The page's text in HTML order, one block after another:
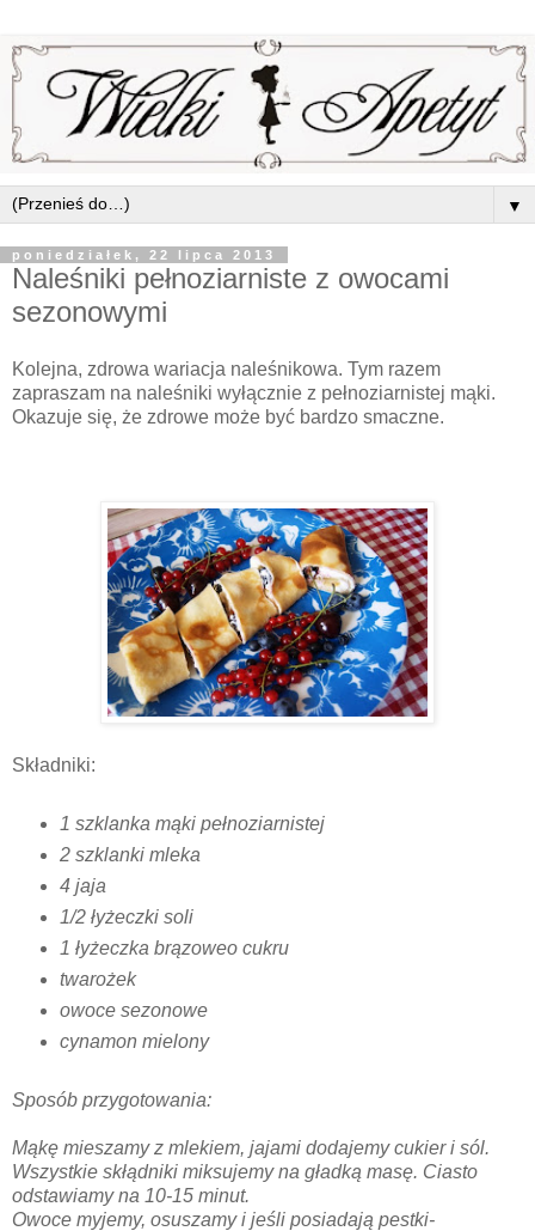
▼
poniedziałek, 22 lipca 2013
Naleśniki pełnoziarniste z owocami
sezonowymi
Kolejna, zdrowa wariacja naleśnikowa. Tym razem
zapraszam na naleśniki wyłącznie z pełnoziarnistej mąki.
Okazuje się, że zdrowe może być bardzo smaczne.
Składniki:
1 szklanka mąki pełnoziarnistej
2 szklanki mleka
4 jaja
1/2 łyżeczki soli
1 łyżeczka brązoweo cukru
twarożek
owoce sezonowe
cynamon mielony
Sposób przygotowania:
Mąkę mieszamy z mlekiem, jajami dodajemy cukier i sól.
Wszystkie skłądniki miksujemy na gładką masę. Ciasto
odstawiamy na 10-15 minut.
Owoce myjemy, osuszamy i jeśli posiadają pestki-